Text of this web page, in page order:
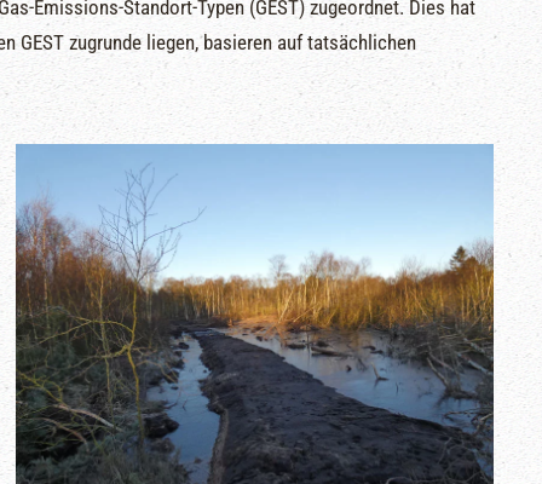
Emissions-Standort-Typen (GEST) zugeordnet. Dies hat
GEST zugrunde liegen, basieren auf tatsächlichen